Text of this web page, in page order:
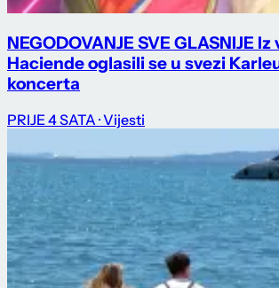
NEGODOVANJE SVE GLASNIJE
Haciende oglasili se u svezi
koncerta
PRIJE 4 SATA · Vijesti